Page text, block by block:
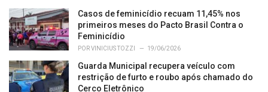
Casos de feminicídio recuam 11,45% nos
primeiros meses do Pacto Brasil Contra o
Feminicídio
PORVINICIUS TOZZI 19/06/2026
Guarda Municipal recupera veículo com
restrição de furto e roubo após chamado do
Cerco Eletrônico